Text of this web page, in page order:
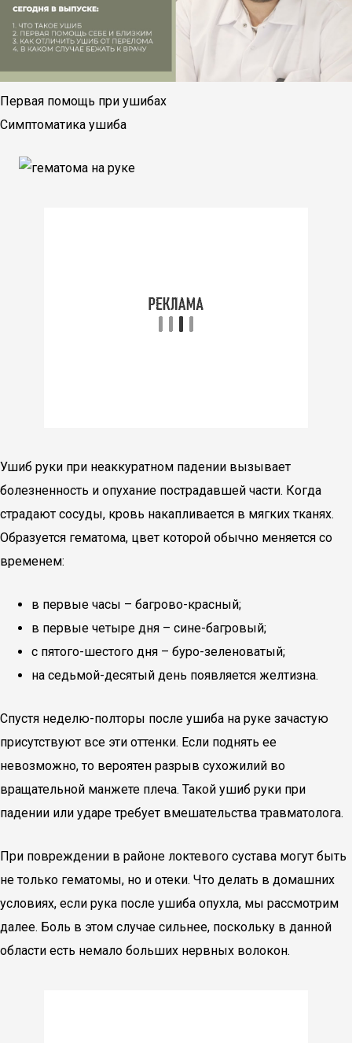
Первая помощь при ушибах
Симптоматика ушиба
Ушиб руки при неаккуратном падении вызывает
болезненность и опухание пострадавшей части. Когда
страдают сосуды, кровь накапливается в мягких тканях.
Образуется гематома, цвет которой обычно меняется со
временем:
в первые часы – багрово-красный;
в первые четыре дня – сине-багровый;
с пятого-шестого дня – буро-зеленоватый;
на седьмой-десятый день появляется желтизна.
Спустя неделю-полторы после ушиба на руке зачастую
присутствуют все эти оттенки. Если поднять ее
невозможно, то вероятен разрыв сухожилий во
вращательной манжете плеча. Такой ушиб руки при
падении или ударе требует вмешательства травматолога.
При повреждении в районе локтевого сустава могут быть
не только гематомы, но и отеки. Что делать в домашних
условиях, если рука после ушиба опухла, мы рассмотрим
далее. Боль в этом случае сильнее, поскольку в данной
области есть немало больших нервных волокон.